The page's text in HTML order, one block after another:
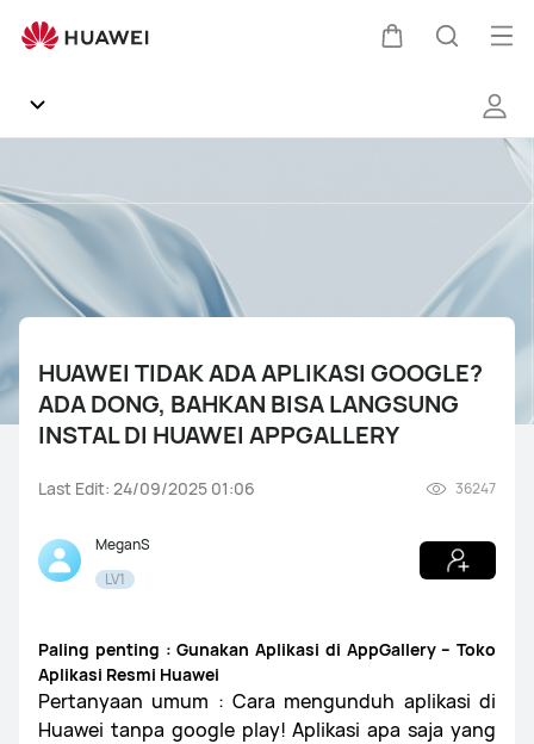
TIDAK
APLIKASI
DONG,
BAHKAN
BISA
LANGSUNG
INSTAL
HUAWEI
APPGALLERY
di
kereta
General
Products
HUAWEI Mobile Services
Support
HUAWEI TIDAK ADA APLIKASI GOOGLE?
ADA DONG, BAHKAN BISA LANGSUNG
INSTAL DI HUAWEI APPGALLERY
Last Edit: 24/09/2025 01:06 36247
MeganS
LV1
Paling penting : Gunakan Aplikasi di AppGallery – Toko
Aplikasi Resmi Huawei
Pertanyaan umum : Cara mengunduh aplikasi di
Huawei tanpa google play! Aplikasi apa saja yang